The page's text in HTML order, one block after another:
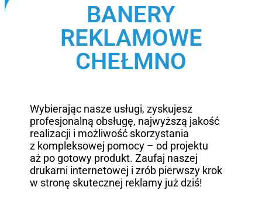
BANERY
REKLAMOWE
CHEŁMNO
Wybierając nasze usługi, zyskujesz
profesjonalną obsługę, najwyższą jakość
realizacji i możliwość skorzystania
z kompleksowej pomocy – od projektu
aż po gotowy produkt. Zaufaj naszej
drukarni internetowej i zrób pierwszy krok
w stronę skutecznej reklamy już dziś!